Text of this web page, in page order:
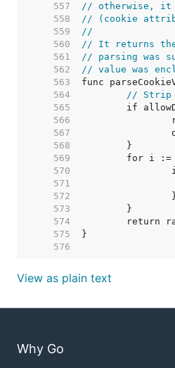
   557
// otherwise, it
   558
// (cookie
   559
//
   560
// It returns the
   561
// parsing was
   562
// value was
   563
   564
// Strip
   565
   566
   567
   568
   569
   570
   571
   572
   573
   574
   575
   576
View as plain text
Why Go